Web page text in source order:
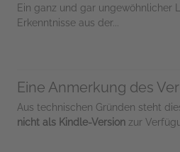
Ein ganz und gar ungewöhnlicher
Erkenntnisse aus der...
Eine Anmerkung des
Aus technischen Gründen steht
nicht als Kindle-Version zur